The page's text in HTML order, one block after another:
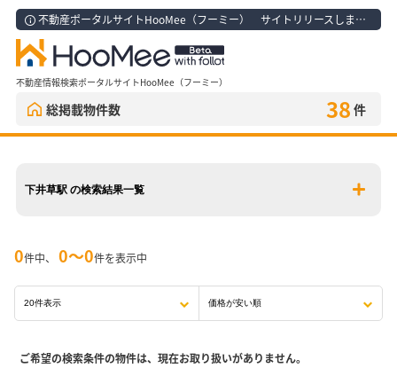
不動産ポータルサイトHooMee（フーミー） サイトリリースしました！
不動産情報検索ポータルサイトHooMee（フーミー）
総掲載物件数 38 件
下井草駅 の検索結果一覧
0件中、 0〜0件を表示中
ご希望の検索条件の物件は、現在お取り扱いがありません。